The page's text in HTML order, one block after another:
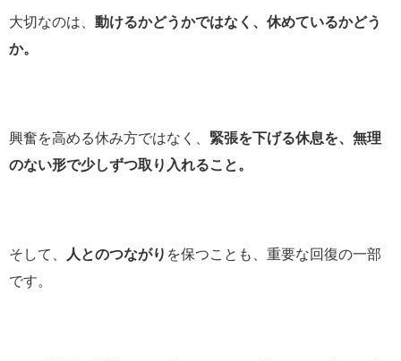
大切なのは、 動けるかどうかではなく、休めているかどう
か。
興奮を高める休み方ではなく、 緊張を下げる休息を、無理
のない形で少しずつ取り入れること。
そして、 人とのつながり を保つことも、重要な回復の一部
です。